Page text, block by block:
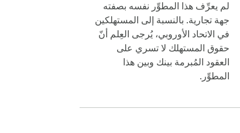
لم يعرِّف هذا المطوِّر نفسه بصفته
جهة تجارية. بالنسبة إلى المستهلكين
في الاتحاد الأوروبي، يُرجى العِلم أنّ
حقوق المستهلك لا تسري على
العقود المُبرمة بينك وبين هذا
المطوِّر.